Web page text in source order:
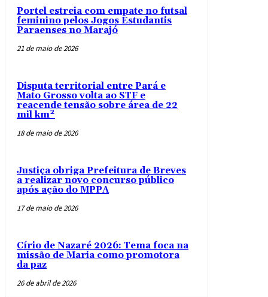
Portel estreia com empate no futsal
feminino pelos Jogos Estudantis
Paraenses no Marajó
21 de maio de 2026
Disputa territorial entre Pará e
Mato Grosso volta ao STF e
reacende tensão sobre área de 22
mil km²
18 de maio de 2026
Justiça obriga Prefeitura de Breves
a realizar novo concurso público
após ação do MPPA
17 de maio de 2026
Círio de Nazaré 2026: Tema foca na
missão de Maria como promotora
da paz
26 de abril de 2026